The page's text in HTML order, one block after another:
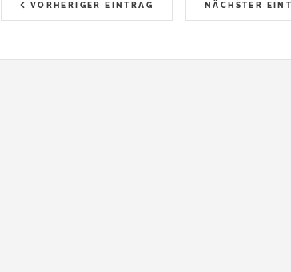
VORHERIGER EINTRAG NÄCHSTER